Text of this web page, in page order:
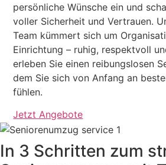
persönliche Wünsche ein und
voller Sicherheit und Vertrauen.
Team kümmert sich um
Einrichtung – ruhig, respektvoll
erleben Sie einen reibungs­losen
dem Sie sich von Anfang an
fühlen.
Jetzt Angebote
In 3 Schritten zum